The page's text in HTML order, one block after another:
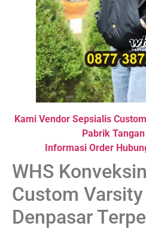
Kami Vendor Sepsialis
Pabrik
Informasi Order
WHS
Custom
Denpasar